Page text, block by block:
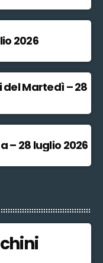
2026
del Martedì – 28
– 28 luglio 2026